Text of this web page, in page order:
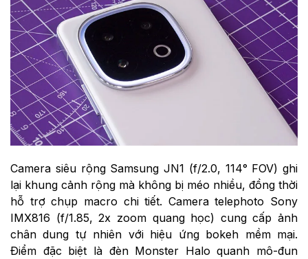
Camera siêu rộng Samsung JN1 (f/2.0, 114° FOV) ghi
lại khung cảnh rộng mà không bị méo nhiều, đồng thời
hỗ trợ chụp macro chi tiết. Camera telephoto Sony
IMX816 (f/1.85, 2x zoom quang học) cung cấp ảnh
chân dung tự nhiên với hiệu ứng bokeh mềm mại.
Điểm đặc biệt là đèn Monster Halo quanh mô-đun